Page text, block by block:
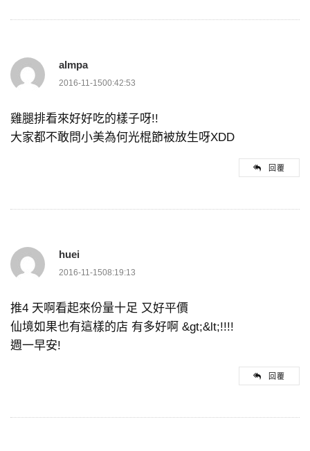
almpa
2016-11-1500:42:53
雞腿排看來好好吃的樣子呀!!
大家都不敢問小美為何光棍節被放生呀XDD
回覆
huei
2016-11-1508:19:13
推4 天啊看起來份量十足 又好平價
仙境如果也有這樣的店 有多好啊 &gt;&lt;!!!!
週一早安!
回覆